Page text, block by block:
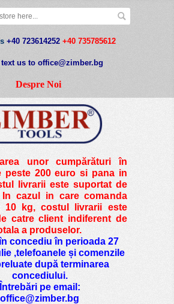
+40 723614252 +40 735785612
us to office@zimber.bg
Despre Noi
unor cumpărături în
peste200 euro si pana in
livrarii este suportat de
cazul in care comanda
10 kg, costul livrarii este
catre client indiferent de
a produselor.
concediu în perioada 27
,telefoanele și comenzile
după terminarea
concediului.
Întrebări pe email:
office@zimber.bg